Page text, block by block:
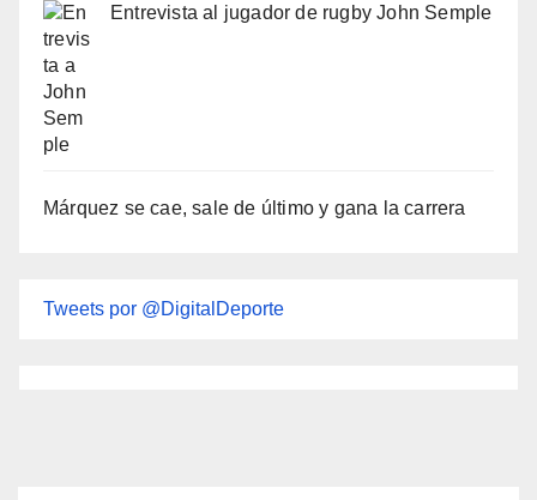
Entrevista al jugador de rugby John Semple
Márquez se cae, sale de último y gana la carrera
Tweets por @DigitalDeporte